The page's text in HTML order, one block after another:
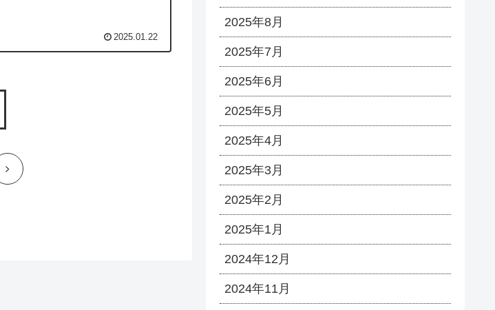
2025.01.22
次
2025年8月
2025年7月
2025年6月
2025年5月
2025年4月
2025年3月
2025年2月
2025年1月
2024年12月
2024年11月